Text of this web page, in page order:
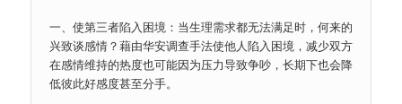
一、使第三者陷入困境：当生理需求都无法满足时，何来的
兴致谈感情？藉由华安调查手法使他人陷入困境，减少双方
在感情维持的热度也可能因为压力导致争吵，长期下也会降
低彼此好感度甚至分手。